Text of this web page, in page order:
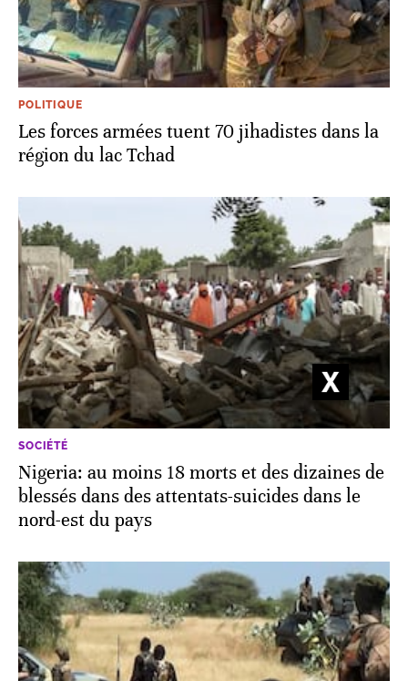
POLITIQUE
Les forces armées tuent 70 jihadistes dans la
région du lac Tchad
SOCIÉTÉ
Nigeria: au moins 18 morts et des dizaines de
blessés dans des attentats-suicides dans le
nord-est du pays